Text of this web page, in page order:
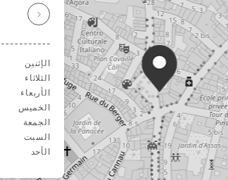
الإثنين
الثلاثاء
الأربعاء
الخميس
الجمعة
السبت
الأحد